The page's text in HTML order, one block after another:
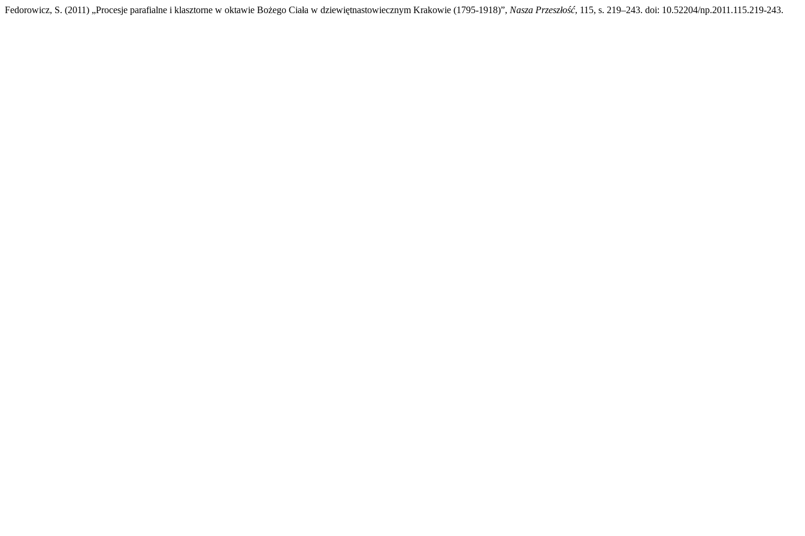
Fedorowicz, S. (2011) „Procesje parafialne i klasztorne w oktawie Bożego Ciała w dziewiętnastowiecznym Krakowie (1795-1918)”, Nasza Przeszłość, 115, s. 219–243. doi: 10.52204/np.2011.115.219-243.